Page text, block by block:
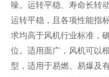
噪。运转平稳、寿命长转
运转平稳，且各项性能指
求均高于风机行业标准，
位。适用面广，风机可以
型，适用于易燃、易爆及